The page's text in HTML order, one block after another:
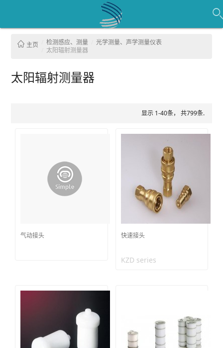
主页 检测感应、测量
光学测量、声学测量仪表
太阳辐射测量器
太阳辐射测量器
显示 1-40条， 共799条.
气动接头 快速接头
KZD series